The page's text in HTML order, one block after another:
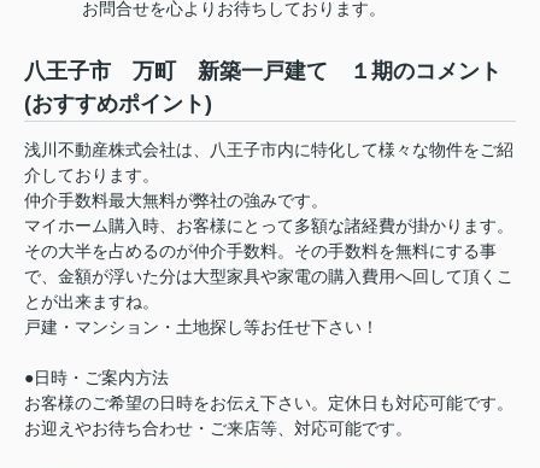
お問合せを心よりお待ちしております。
八王子市 万町 新築一戸建て １期のコメント
(おすすめポイント)
浅川不動産株式会社は、八王子市内に特化して様々な物件をご紹
介しております。
仲介手数料最大無料が弊社の強みです。
マイホーム購入時、お客様にとって多額な諸経費が掛かります。
その大半を占めるのが仲介手数料。その手数料を無料にする事
で、金額が浮いた分は大型家具や家電の購入費用へ回して頂くこ
とが出来ますね。
戸建・マンション・土地探し等お任せ下さい！
●日時・ご案内方法
お客様のご希望の日時をお伝え下さい。定休日も対応可能です。
お迎えやお待ち合わせ・ご来店等、対応可能です。